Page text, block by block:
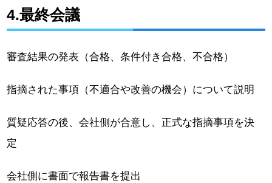
4.最終会議
審査結果の発表（合格、条件付き合格、不合格）
指摘された事項（不適合や改善の機会）について説明
質疑応答の後、会社側が合意し、正式な指摘事項を決
定
会社側に書面で報告書を提出